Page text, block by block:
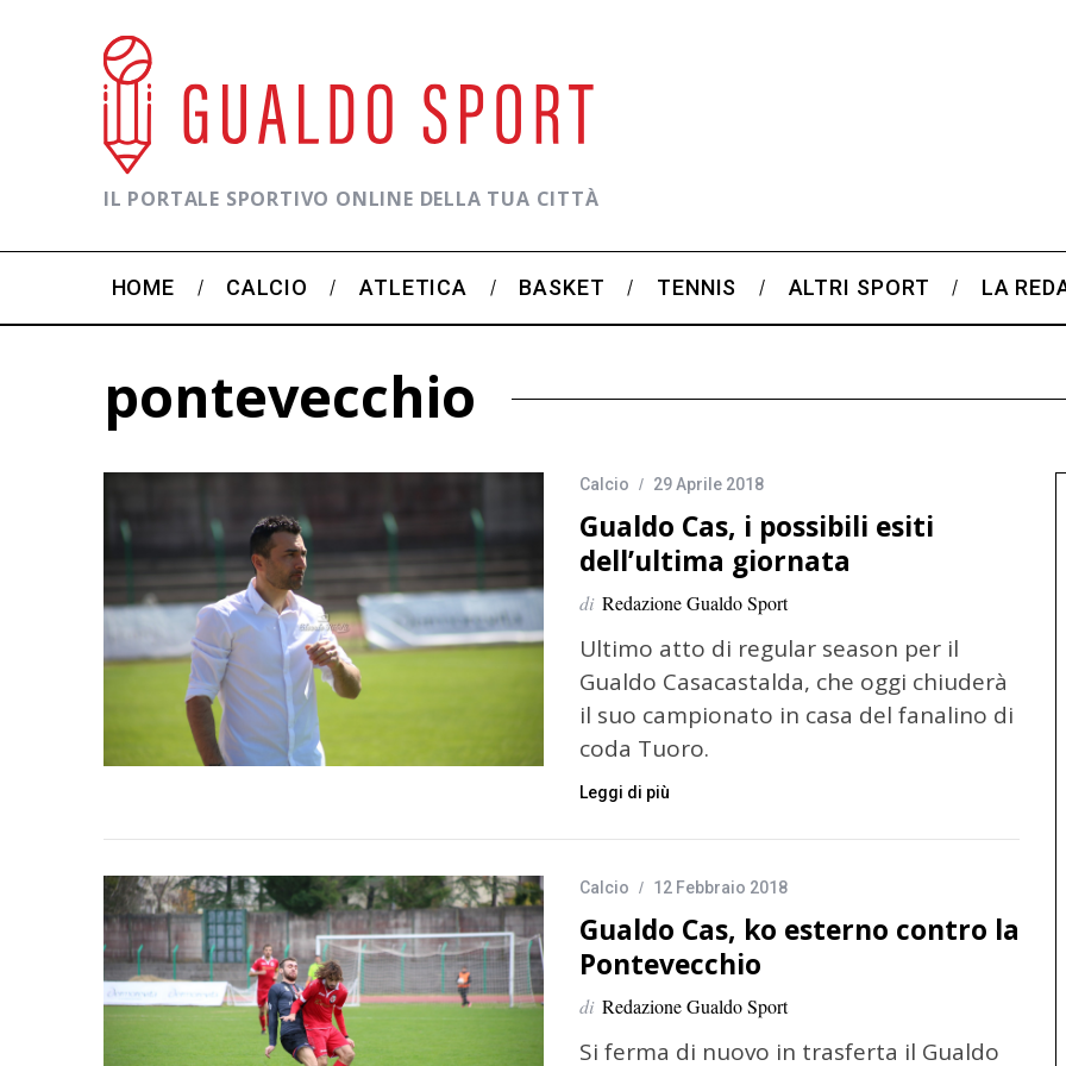
IL PORTALE SPORTIVO ONLINE DELLA TUA CITTÀ
HOME CALCIO ATLETICA BASKET TENNIS ALTRI SPORT LA
pontevecchio
Calcio 29 Aprile 2018
Gualdo Cas, i possibili esiti
dell’ultima giornata
di Redazione Gualdo Sport
Ultimo atto di regular season per il
Gualdo Casacastalda, che oggi chiuderà
il suo campionato in casa del fanalino di
coda Tuoro.
Leggi di più
Calcio 12 Febbraio 2018
Gualdo Cas, ko esterno contro la
Pontevecchio
di Redazione Gualdo Sport
Si ferma di nuovo in trasferta il Gualdo